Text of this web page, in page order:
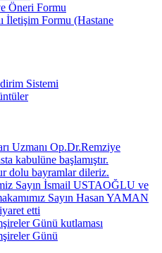
Öneri Formu
İletişim Formu (Hastane
Sistemi
Uzmanı Op.Dr.Remziye
kabulüne başlamıştır.
dolu bayramlar dileriz.
Sayın İsmail USTAOĞLU ve
Sayın Hasan YAMAN
etti
Günü kutlaması
Günü